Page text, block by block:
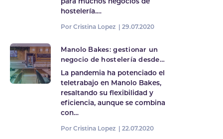
para muchos negocios de
hostelería.…
Por Cristina Lopez | 29.07.2020
Manolo Bakes: gestionar un
negocio de hostelería desde
cualquier lugar
La pandemia ha potenciado el
teletrabajo en Manolo Bakes,
resaltando su flexibilidad y
eficiencia, aunque se combina
con…
Por Cristina Lopez | 22.07.2020